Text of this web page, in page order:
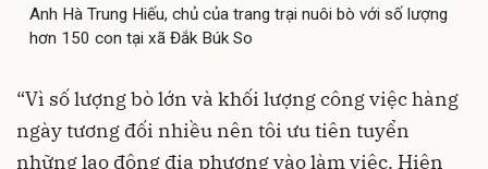
Anh Hà Trung Hiếu, chủ của trang trại nuôi bò với số lượng
hơn 150 con tại xã Đắk Búk So
“Vì số lượng bò lớn và khối lượng công việc hàng
ngày tương đối nhiều nên tôi ưu tiên tuyển
những lao động địa phương vào làm việc. Hiện